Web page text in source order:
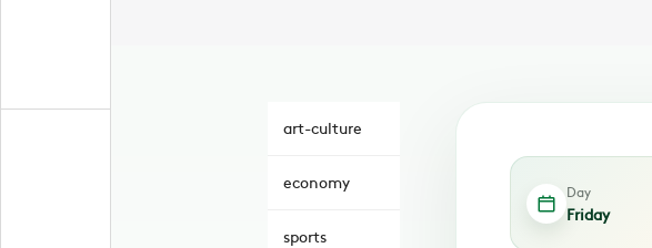
art-culture
economy
sports
Day
Friday